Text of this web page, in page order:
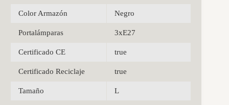
Color Armazón Negro
Portalámparas 3xE27
Certificado CE true
Certificado Reciclaje true
Tamaño L